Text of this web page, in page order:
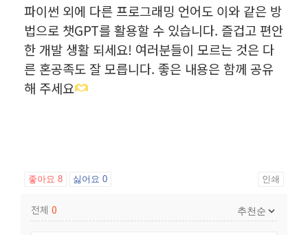
파이썬 외에 다른 프로그래밍 언어도 이와 같은 방
법으로 챗GPT를 활용할 수 있습니다. 즐겁고 편안
한 개발 생활 되세요! 여러분들이 모르는 것은 다
른 혼공족도 잘 모릅니다. 좋은 내용은 함께 공유
해 주세요
좋아요 8 싫어요 0 인쇄
전체 0